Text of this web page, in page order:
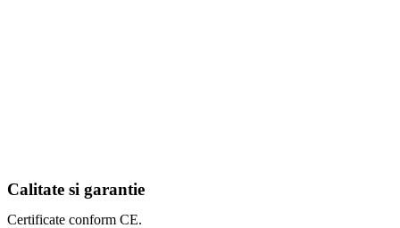
Calitate si garantie
Certificate conform CE.